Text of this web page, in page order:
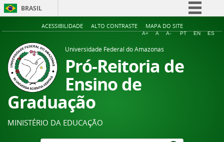
BRASIL
Simplifique!
Acesso à informação
ACESSIBILIDADE ALTO CONTRASTE MAPA DO SITE
A+ A A- PT EN ES
Universidade Federal do Amazonas
Pró-Reitoria de
Ensino de
Graduação
MINISTÉRIO DA EDUCAÇÃO